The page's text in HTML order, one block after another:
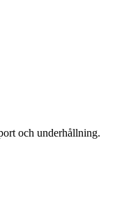
och underhållning.